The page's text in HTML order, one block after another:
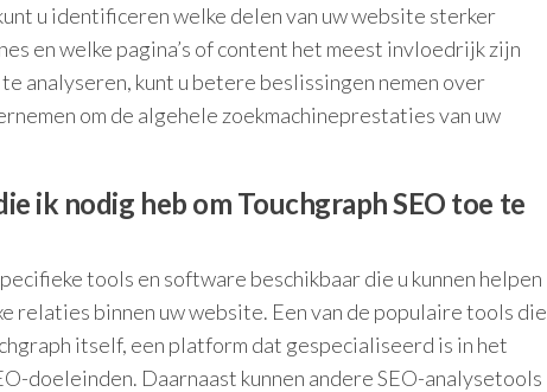
u identificeren welke delen van uw website sterker
en welke pagina’s of content het meest invloedrijk zijn
analyseren, kunt u betere beslissingen nemen over
om de algehele zoekmachineprestaties van uw
ik nodig heb om Touchgraph SEO toe te
tools en software beschikbaar die u kunnen helpen
relaties binnen uw website. Een van de populaire tools die
itself, een platform dat gespecialiseerd is in het
doeleinden. Daarnaast kunnen andere SEO-analysetools